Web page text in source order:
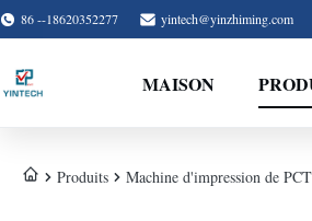
86 --18620352277 yintech@yinzhiming.com
MAISON
Produits Machine d'impression de PCT